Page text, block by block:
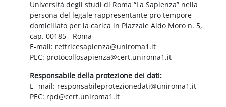
Università degli studi di Roma “La Sapienza” nella
persona del legale rappresentante pro tempore
domiciliato per la carica in Piazzale Aldo Moro n. 5,
cap. 00185 - Roma
E-mail: rettricesapienza@uniroma1.it
PEC: protocollosapienza@cert.uniroma1.it
Responsabile della protezione dei dati:
E -mail: responsabileprotezionedati@uniroma1.it
PEC: rpd@cert.uniroma1.it